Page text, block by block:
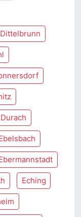
Dittelbrunn
Durach
Eching